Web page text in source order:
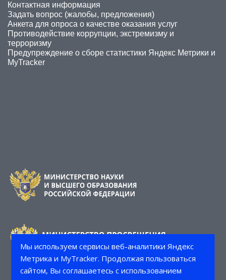
Мы используем сервисы веб-аналитики Яндекс
Метрика и MyTracker. Продолжая пользоваться
сайтом, Вы соглашаетесь с использованием
Контактная информация
Задать вопрос (жалобы, предложения)
Анкета для опроса о качестве оказания услуг
Противодействие коррупции, экстремизму и
терроризму
Предупреждение о сборе статистики Яндекс Метрики и
MyTracker